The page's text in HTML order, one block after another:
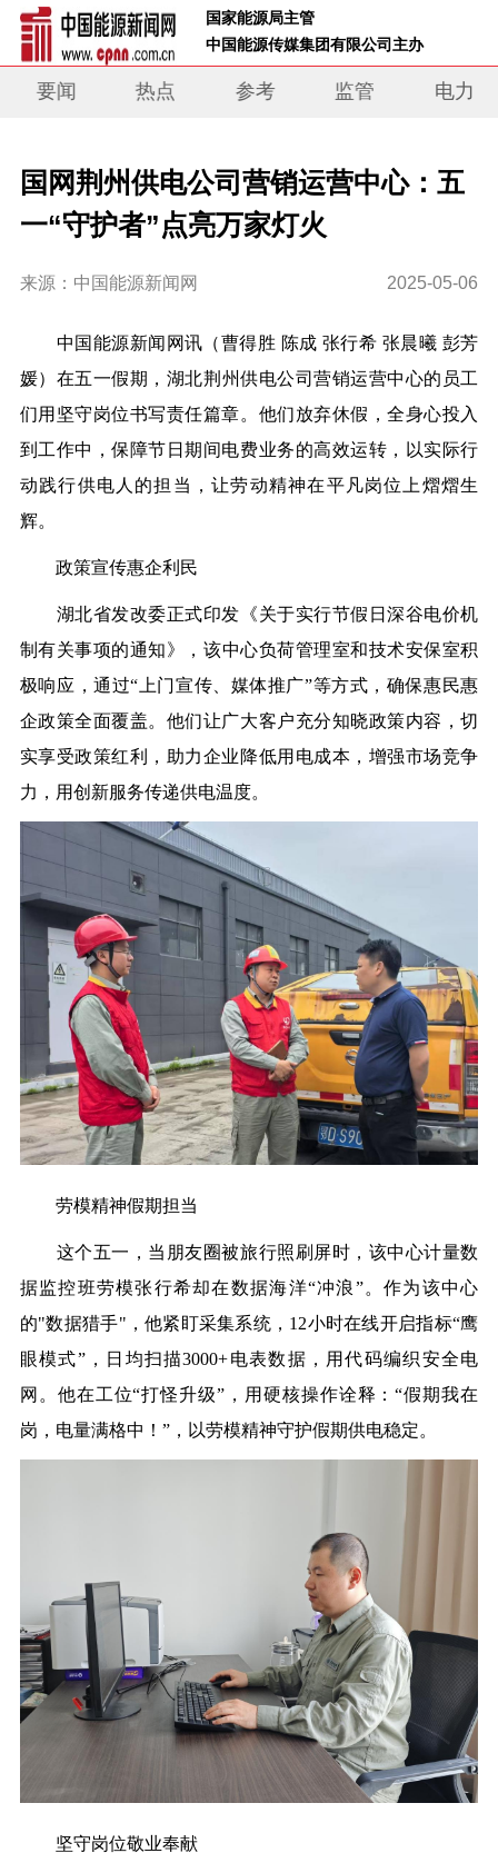
国家能源局主管
中国能源传媒集团有限公司主办
要闻 热点 参考 监管 电力
国网荆州供电公司营销运营中心：五
一“守护者”点亮万家灯火
来源：中国能源新闻网 2025-05-06
中 国能源新闻网讯（曹得胜 陈成 张行希 张晨曦 彭芳
媛） 在五一假期， 湖北荆州供电公司营销运营中心的员工
们用坚守岗位书写责任篇章。他们放弃休假，全身心投入
到工作中，保障节日期间电费业务的高效运转，以实际行
动践行供电人的担当，让劳动精神在平凡岗位上熠熠生
辉。
政策宣传惠企利民
湖北省发改委正式印发《关于实行节假日深谷电价机
制有关事项的通知》， 该中心负荷管理室和技术安保室积
极响应，通过“ 上门宣传、媒体推广”等方式，确保惠民惠
企政策全面覆盖。他们让广大客户充分知晓政策内容，切
实享受政策红利，助力企业降低用电成本，增强市场竞争
力，用创新服务传递供电温度。
劳模精神假期担当
这个五一，当朋友圈被旅行照刷屏时， 该中心计量数
据监控班劳模张行希却在数据海洋“冲浪”。作为该中心
的"数据猎手"，他紧盯采集系统，12小时在线开启指标“鹰
眼模式”，日均扫描3000+电表数据，用代码编织安全电
网。他在工位“打怪升级” ，用硬核操作诠释：“假期我在
岗，电量满格中！ ”，以劳模精神守护假期供电稳定。
坚守岗位敬业奉献